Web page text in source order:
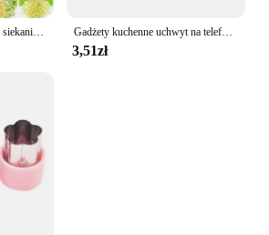
Wielofunkcyjny uchwyt do siekania warzyw 14/16 w 1, ruszt do żywności, siekacz do żywności, krajalnica do warzyw, Dicer Cut Kitchen Items cocina Gadżety kuchenne uchwyt na telefon cukierki Mini przenośny uchwyt stały do kuchni ruchome półki Organizer dekoracje akcesoria
3,51zł